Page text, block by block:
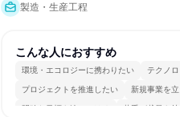
製造・生産工程
こんな人におすすめ
環境・エコロジーに携わりたい テクノ
プロジェクトを推進したい 新規事業を
明確な目標を追いかける 若手が裁量を